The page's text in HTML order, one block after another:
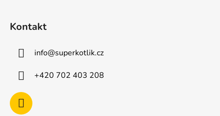
Kontakt
info@superkotlik.cz
+420 702 403 208